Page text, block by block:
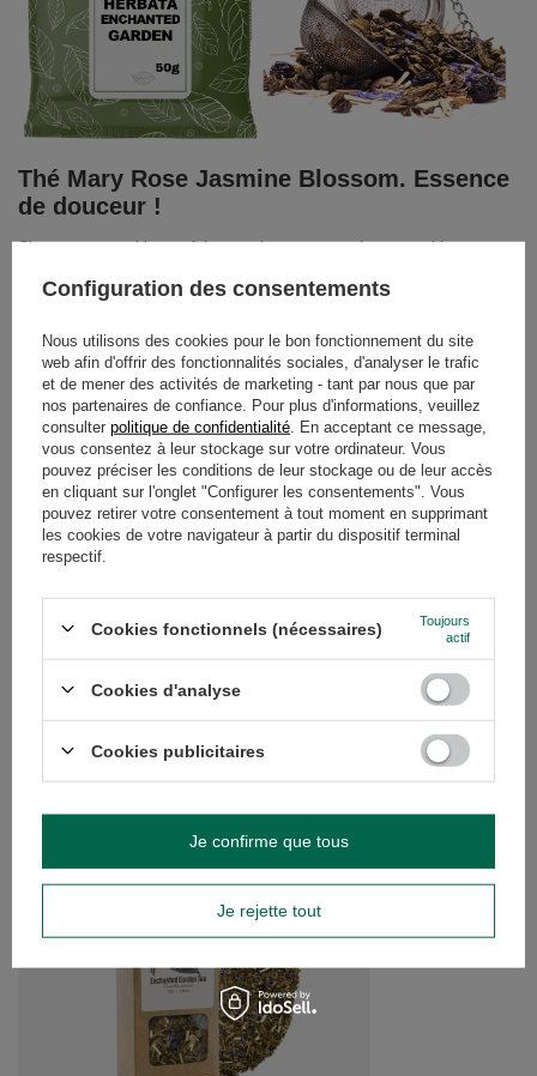
Thé Mary Rose Jasmine Blossom. Essence
de douceur !
C’est une proposition parfaite pour les amateurs de compositions
qu’un mélange de thé vert au goût distinctif et légèrement amer dans
une combinaison parfaite avec fleur de jasminlégèrement
et après un certain temps, vous obtiendrez une infusion de bon goût et
de propriétés précieuses. Le thé vert est connu pour être une excellente
source d'antioxydants. Pendant des siècles, le jasmin a été utilisé dans
diverses parties du monde comme ingrédient essentiel de la médecine
populaire traditionnelle. On lui attribue des propriétés relaxantes et
calmantes et, de plus, les gens profitent de ses valeurs afin d’améliorer
le sommeil. Nous sommes sûrs et certains queMary Rose Jasmine
Blossomvous ravira. Vous devez tout simplement le goûter !
RECOMMANDÉS
Configuration des consentements
Nous utilisons des cookies pour le bon fonctionnement du site
web afin d'offrir des fonctionnalités sociales, d'analyser le trafic
et de mener des activités de marketing - tant par nous que par
nos partenaires de confiance. Pour plus d'informations, veuillez
consulter politique de confidentialité . En acceptant ce message,
vous consentez à leur stockage sur votre ordinateur. Vous
pouvez préciser les conditions de leur stockage ou de leur accès
en cliquant sur l'onglet "Configurer les consentements". Vous
pouvez retirer votre consentement à tout moment en supprimant
les cookies de votre navigateur à partir du dispositif terminal
respectif.
Cookies fonctionnels (nécessaires)
Toujours
actif
Cookies d'analyse
Cookies publicitaires
Je rejette tout
Je confirme que tous